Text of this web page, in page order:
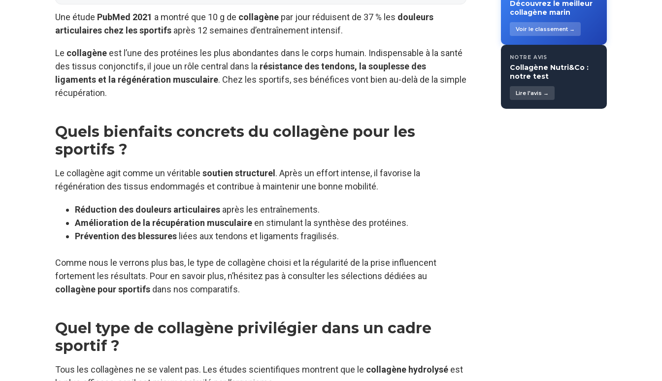
Une étude PubMed 2021 a montré que 10 g de collagène par jour réduisent de 37 % les douleurs
articulaires chez les sportifs après 12 semaines d’entraînement intensif.
Le collagène est l’une des protéines les plus abondantes dans le corps humain. Indispensable à la santé
des tissus conjonctifs, il joue un rôle central dans la résistance des tendons, la souplesse des
ligaments et la régénération musculaire. Chez les sportifs, ses bénéfices vont bien au-delà de la simple
récupération.
Quels bienfaits concrets du collagène pour les
sportifs ?
Le collagène agit comme un véritable soutien structurel . Après un effort intense, il favorise la
régénération des tissus endommagés et contribue à maintenir une bonne mobilité.
Réduction des douleurs articulaires après les entraînements.
Amélioration de la récupération musculaire en stimulant la synthèse des protéines.
Prévention des blessures liées aux tendons et ligaments fragilisés.
Comme nous le verrons plus bas, le type de collagène choisi et la régularité de la prise influencent
fortement les résultats. Pour en savoir plus, n’hésitez pas à consulter les sélections dédiées au
collagène pour sportifs dans nos comparatifs.
Quel type de collagène privilégier dans un cadre
sportif ?
Tous les collagènes ne se valent pas. Les études scientifiques montrent que le collagène hydrolysé est
Découvrez le meilleur
collagène marin
Voir le classement →
NOTRE AVIS
Collagène Nutri&Co :
notre test
Lire l'avis →